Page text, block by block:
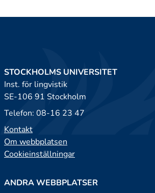
STOCKHOLMS UNIVERSITET
Inst. för lingvistik
SE-106 91 Stockholm
Telefon: 08-16 23 47
Kontakt
Om webbplatsen
Cookieinställningar
ANDRA WEBBPLATSER